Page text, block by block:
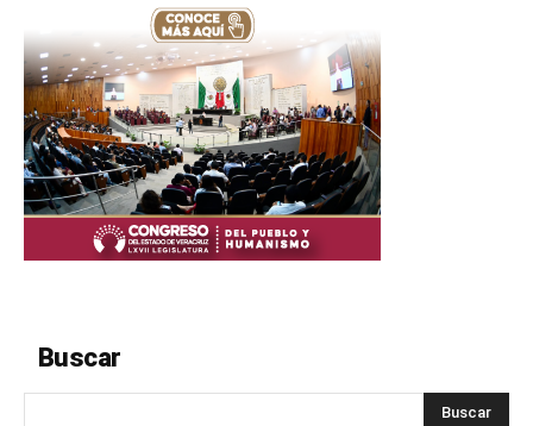
Buscar